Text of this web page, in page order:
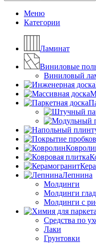
Меню
Категории
Ламинат
Виниловые
Виниловый
Лепнина
Молдинги
Молдинги
Молдинги с
Средства по
Лаки
Грунтовки